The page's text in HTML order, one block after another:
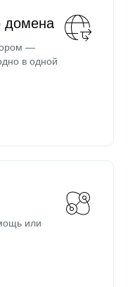
домена
—
в одной
или